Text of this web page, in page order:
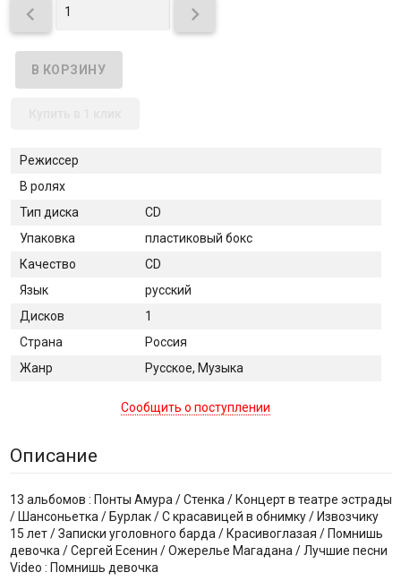
 
Режиссер
В ролях
Тип диска
CD
Упаковка
пластиковый бокс
Качество
CD
Язык
русский
Дисков
1
Страна
Россия
Жанр
Русское, Музыка
Сообщить о поступлении
Описание
13 альбомов : Понты Амура / Стенка / Концерт в театре эстрады
/ Шансоньетка / Бурлак / С красавицей в обнимку / Извозчику
15 лет / Записки уголовного барда / Красивоглазая / Помнишь
девочка / Сергей Есенин / Ожерелье Магадана / Лучшие песни
Video : Помнишь девочка